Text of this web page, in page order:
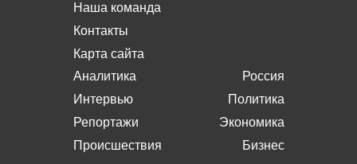
Наша команда
Контакты
Карта сайта
Аналитика
Интервью
Репортажи
Происшествия
Россия
Политика
Экономика
Бизнес